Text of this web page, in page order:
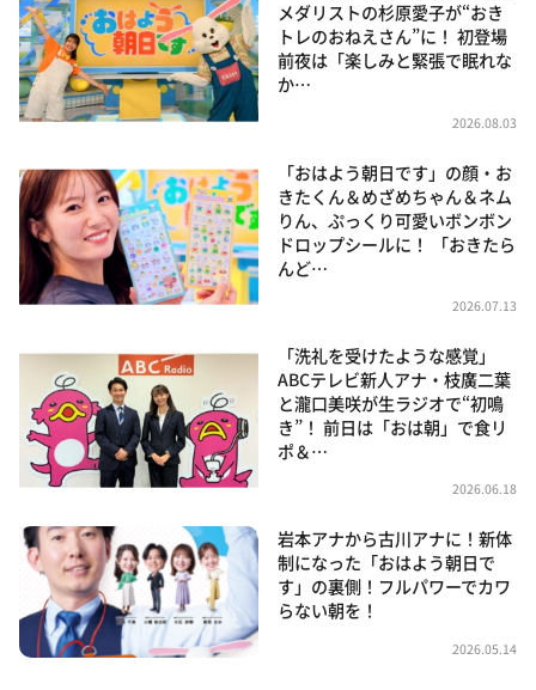
メダリストの杉原愛子が“おき
トレのおねえさん”に！ 初登場
前夜は「楽しみと緊張で眠れな
か…
2026.08.03
「おはよう朝日です」の顔・お
きたくん＆めざめちゃん＆ネム
りん、ぷっくり可愛いボンボン
ドロップシールに！ 「おきたら
んど…
2026.07.13
「洗礼を受けたような感覚」
ABCテレビ新人アナ・枝廣二葉
と瀧口美咲が生ラジオで“初鳴
き”！ 前日は「おは朝」で食リ
ポ＆…
2026.06.18
岩本アナから古川アナに！新体
制になった「おはよう朝日で
す」の裏側！フルパワーでカワ
らない朝を！
2026.05.14